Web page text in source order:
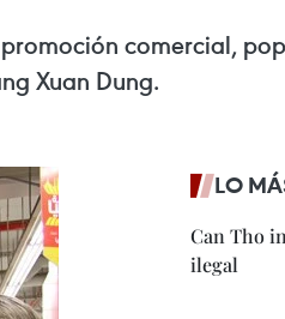
comercial,
Xuan Dung.
LO
Can Tho
ilegal